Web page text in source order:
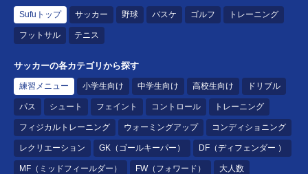
Sufuトップ サッカー 野球 バスケ ゴルフ トレーニング
フットサル テニス
サッカーの各カテゴリから探す
練習メニュー 小学生向け 中学生向け 高校生向け ドリブル
パス シュート フェイント コントロール トレーニング
フィジカルトレーニング ウォーミングアップ コンディショニング
レクリエーション GK（ゴールキーパー） DF（ディフェンダー ）
MF（ミッドフィールダー） FW（フォワード） 大人数